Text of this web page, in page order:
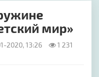
мир»
2020, 13:26
1 231